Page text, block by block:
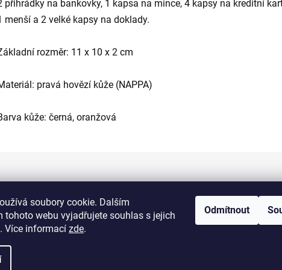
soubory cookie. Dalším
tohoto webu vyjadřujete souhlas s jejich
Více informací zde.
Odmítnout
přihrádky na bankovky, 1 kapsa na mince, 4 kapsy na kreditní
menší a 2 velké kapsy na doklady.
rozměr: 11 x 10 x 2 cm
pravá hovězí kůže (NAPPA)
kůže: černá, oranžová
Informace pro vás
Kontakty